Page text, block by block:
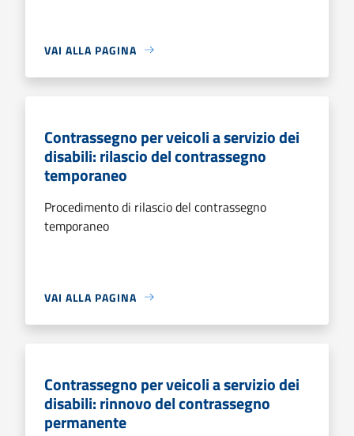
VAI ALLA PAGINA
Contrassegno per veicoli a servizio dei
disabili: rilascio del contrassegno
temporaneo
Procedimento di rilascio del contrassegno
temporaneo
VAI ALLA PAGINA
Contrassegno per veicoli a servizio dei
disabili: rinnovo del contrassegno
permanente